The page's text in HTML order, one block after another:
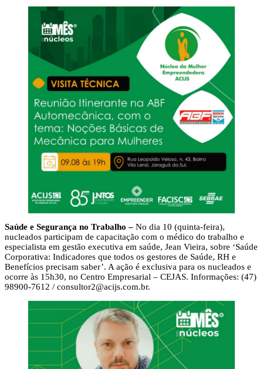
Saúde e Segurança no Trabalho – No dia 10 (quinta-feira),
nucleados participam de capacitação com o médico do trabalho e
especialista em gestão executiva em saúde, Jean Vieira, sobre ‘Saúde
Corporativa: Indicadores que todos os gestores de Saúde, RH e
Benefícios precisam saber’. A ação é exclusiva para os nucleados e
ocorre às 15h30, no Centro Empresarial – CEJAS. Informações: (47)
98900-7612 / consultor2@acijs.com.br.